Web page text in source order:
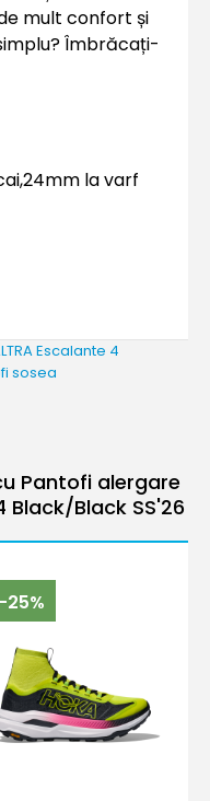
mult confort și
Îmbrăcați-
la varf
Escalante 4
sosea
Pantofi alergare
Black/Black SS'26
-25%